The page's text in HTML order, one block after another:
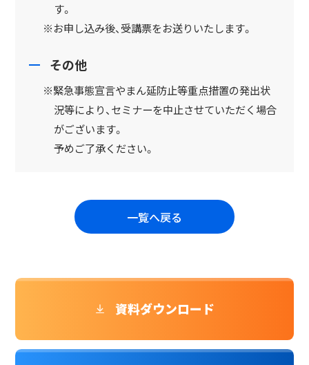
す。
※お申し込み後、受講票をお送りいたします。
その他
※緊急事態宣言やまん延防止等重点措置の発出状
況等により、セミナーを中止させていただく場合
がございます。
予めご了承ください。
一覧へ戻る
資料ダウンロード